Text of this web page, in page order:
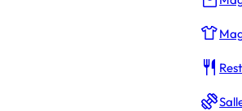
Publié par La